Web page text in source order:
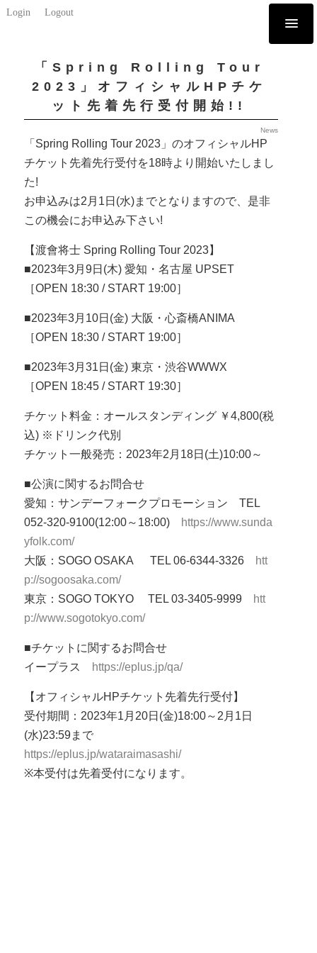
Login Logout
「Spring Rolling Tour
2023」オフィシャルHPチケ
ット先着先行受付開始!!
News
「Spring Rolling Tour 2023」のオフィシャルHP
チケット先着先行受付を18時より開始いたしまし
た!
お申込みは2月1日(水)までとなりますので、是非
この機会にお申込み下さい!
【渡會将士 Spring Rolling Tour 2023】
■2023年3月9日(木) 愛知・名古屋 UPSET
［OPEN 18:30 / START 19:00］
■2023年3月10日(金) 大阪・心斎橋ANIMA
［OPEN 18:30 / START 19:00］
■2023年3月31日(金) 東京・渋谷WWWX
［OPEN 18:45 / START 19:30］
チケット料金：オールスタンディング ￥4,800(税
込) ※ドリンク代別
チケット一般発売：2023年2月18日(土)10:00～
■公演に関するお問合せ
愛知：サンデーフォークプロモーション TEL
052-320-9100(12:00～18:00) https://www.sunda
yfolk.com/
大阪：SOGO OSAKA TEL 06-6344-3326 htt
p://sogoosaka.com/
東京：SOGO TOKYO TEL 03-3405-9999 htt
p://www.sogotokyo.com/
■チケットに関するお問合せ
イープラス https://eplus.jp/qa/
【オフィシャルHPチケット先着先行受付】
受付期間：2023年1月20日(金)18:00～2月1日
(水)23:59まで
https://eplus.jp/wataraimasashi/
※本受付は先着受付になります。